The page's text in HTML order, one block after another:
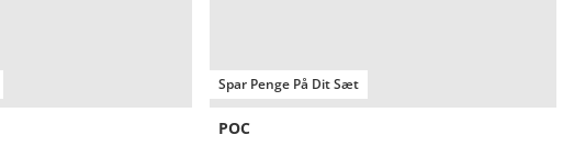
Spar Penge På Dit Sæt
POC